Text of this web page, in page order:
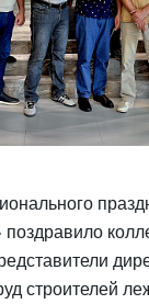
строителей